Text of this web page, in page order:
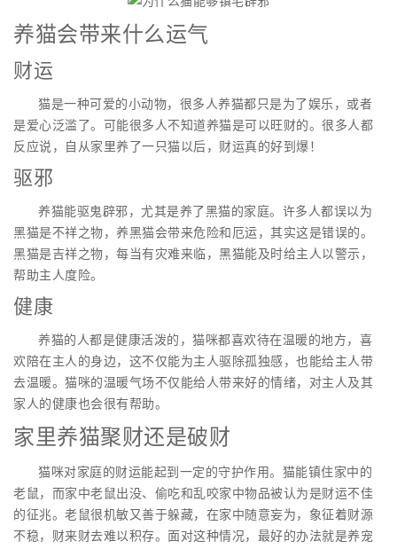
养猫会带来什么运气
财运
猫是一种可爱的小动物，很多人养猫都只是为了娱乐，或者
是爱心泛滥了。可能很多人不知道养猫是可以旺财的。很多人都
反应说，自从家里养了一只猫以后，财运真的好到爆！
驱邪
养猫能驱鬼辟邪，尤其是养了黑猫的家庭。许多人都误以为
黑猫是不祥之物，养黑猫会带来危险和厄运，其实这是错误的。
黑猫是吉祥之物，每当有灾难来临，黑猫能及时给主人以警示，
帮助主人度险。
健康
养猫的人都是健康活泼的，猫咪都喜欢待在温暖的地方，喜
欢陪在主人的身边，这不仅能为主人驱除孤独感，也能给主人带
去温暖。猫咪的温暖气场不仅能给人带来好的情绪，对主人及其
家人的健康也会很有帮助。
家里养猫聚财还是破财
猫咪对家庭的财运能起到一定的守护作用。猫能镇住家中的
老鼠，而家中老鼠出没、偷吃和乱咬家中物品被认为是财运不佳
的征兆。老鼠很机敏又善于躲藏，在家中随意妄为，象征着财源
不稳，财来财去难以积存。面对这种情况，最好的办法就是养宠